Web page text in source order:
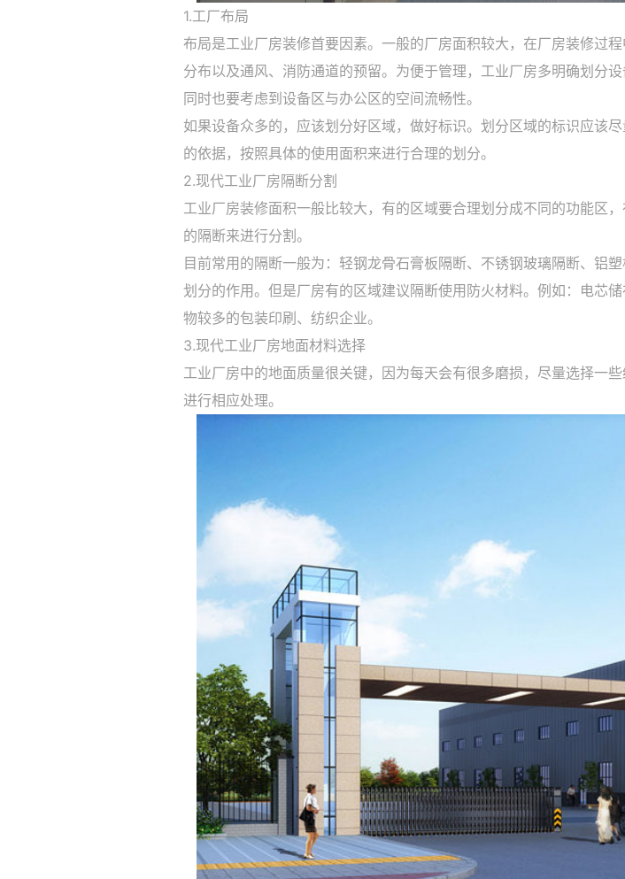
1.工厂布局
布局是工业厂房装修首要因素。一般的厂房面积较大，在厂房装修过
分布以及通风、消防通道的预留。为便于管理，工业厂房多明确划分
同时也要考虑到设备区与办公区的空间流畅性。
如果设备众多的，应该划分好区域，做好标识。划分区域的标识应该
的依据，按照具体的使用面积来进行合理的划分。
2.现代工业厂房隔断分割
工业厂房装修面积一般比较大，有的区域要合理划分成不同的功能区
的隔断来进行分割。
目前常用的隔断一般为：轻钢龙骨石膏板隔断、不锈钢玻璃隔断、铝
划分的作用。但是厂房有的区域建议隔断使用防火材料。例如：电芯
物较多的包装印刷、纺织企业。
3.现代工业厂房地面材料选择
工业厂房中的地面质量很关键，因为每天会有很多磨损，尽量选择一
进行相应处理。